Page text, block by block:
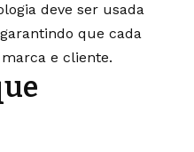
deve ser usada
que cada
e cliente.